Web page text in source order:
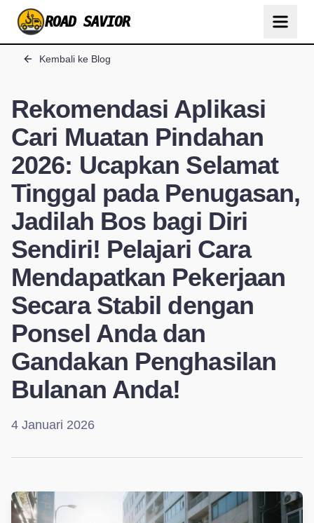
ROAD SAVIOR
Kembali ke Blog
Rekomendasi Aplikasi
Cari Muatan Pindahan
2026: Ucapkan Selamat
Tinggal pada Penugasan,
Jadilah Bos bagi Diri
Sendiri! Pelajari Cara
Mendapatkan Pekerjaan
Secara Stabil dengan
Ponsel Anda dan
Gandakan Penghasilan
Bulanan Anda!
4 Januari 2026